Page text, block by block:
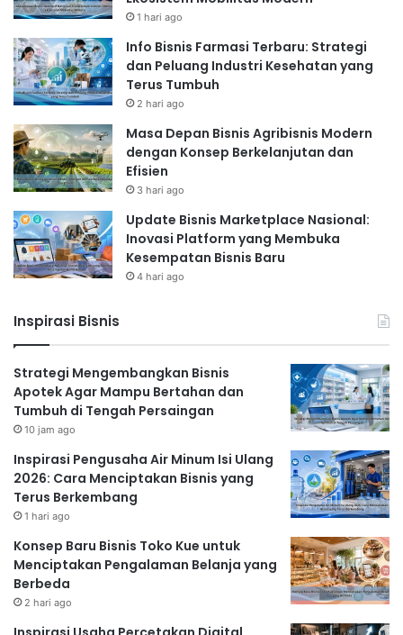
1 hari ago
Info Bisnis Farmasi Terbaru: Strategi
dan Peluang Industri Kesehatan yang
Terus Tumbuh
2 hari ago
Masa Depan Bisnis Agribisnis Modern
dengan Konsep Berkelanjutan dan
Efisien
3 hari ago
Update Bisnis Marketplace Nasional:
Inovasi Platform yang Membuka
Kesempatan Bisnis Baru
4 hari ago
Inspirasi Bisnis
Strategi Mengembangkan Bisnis
Apotek Agar Mampu Bertahan dan
Tumbuh di Tengah Persaingan
10 jam ago
Inspirasi Pengusaha Air Minum Isi Ulang
2026: Cara Menciptakan Bisnis yang
Terus Berkembang
1 hari ago
Konsep Baru Bisnis Toko Kue untuk
Menciptakan Pengalaman Belanja yang
Berbeda
2 hari ago